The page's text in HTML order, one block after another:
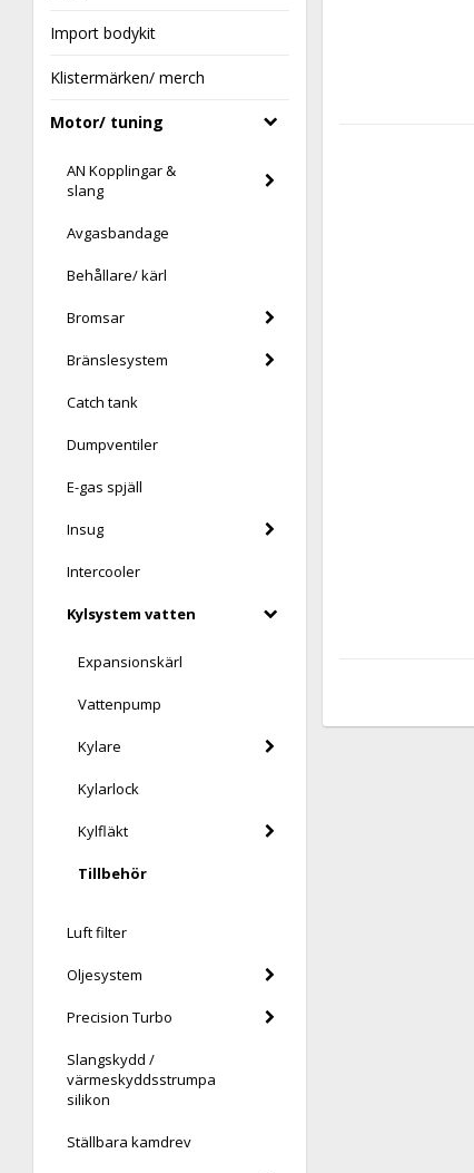
Import bodykit
Klistermärken/ merch
Motor/ tuning
AN Kopplingar &
slang
Avgasbandage
Behållare/ kärl
Bromsar
Bränslesystem
Catch tank
Dumpventiler
E-gas spjäll
Insug
Intercooler
Kylsystem vatten
Expansionskärl
Vattenpump
Kylare
Kylarlock
Kylfläkt
Tillbehör
Luft filter
Oljesystem
Precision Turbo
Slangskydd /
värmeskyddsstrumpa
silikon
Ställbara kamdrev